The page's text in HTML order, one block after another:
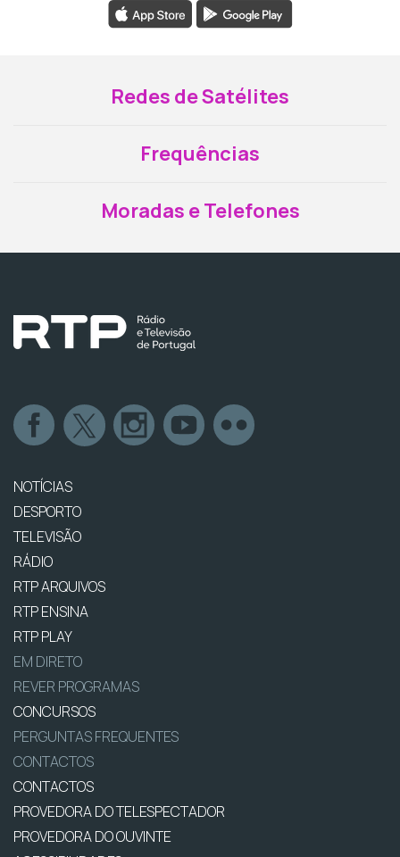
Redes de Satélites
Frequências
Moradas e Telefones
NOTÍCIAS
DESPORTO
TELEVISÃO
RÁDIO
RTP ARQUIVOS
RTP ENSINA
RTP PLAY
EM DIRETO
REVER PROGRAMAS
CONCURSOS
PERGUNTAS FREQUENTES
CONTACTOS
CONTACTOS
PROVEDORA DO TELESPECTADOR
PROVEDORA DO OUVINTE